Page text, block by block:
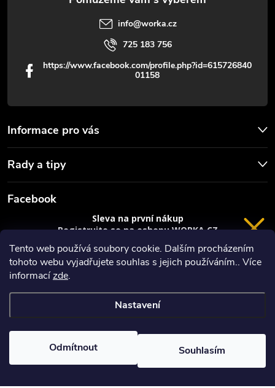
Tento web používá soubory cookie. Dalším procházením
tohoto webu vyjadřujete souhlas s jejich používáním.. Více
informacízde.
Nastavení
Odmítnout Souhlasím
s
u
Informace pro vás
Rady a tipy
info@worka.cz
725 183 756
https://www.facebook.com/profile.php?id=615726840
01158
Facebook
Worka.cz - Vše pro práci a řemeslo
VRÁCENÍ 14 DNÍ
Sleva na první nákup
Registrujte se na eshopu WORKA.CZ
sleva 100 Kč* na nákup je Vaše.
Registrace
Privacy policy